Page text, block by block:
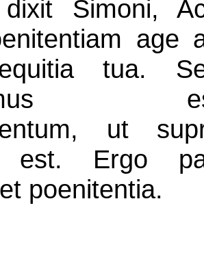
Simoni,
age
tua.
ut
est. Ergo
poenitentia.